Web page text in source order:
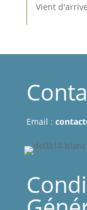
Vient
Email :